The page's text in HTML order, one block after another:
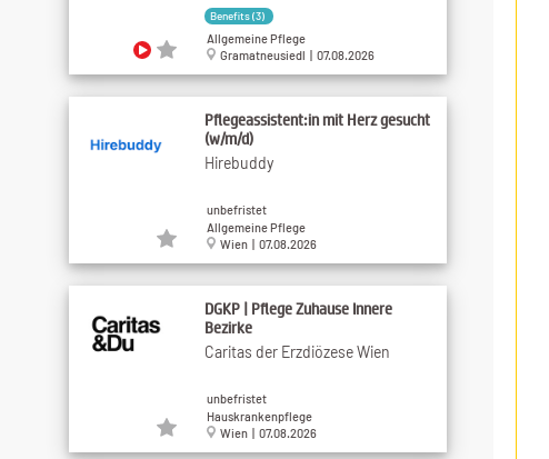
Benefits (3)
Allgemeine Pflege
Gramatneusiedl | 07.08.2026
Pflegeassistent:in mit Herz gesucht
(w/m/d)
Hirebuddy
unbefristet
Allgemeine Pflege
Wien | 07.08.2026
DGKP | Pflege Zuhause Innere
Bezirke
Caritas der Erzdiözese Wien
unbefristet
Hauskrankenpflege
Wien | 07.08.2026